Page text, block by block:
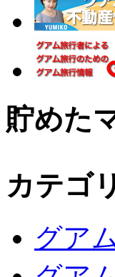
貯めた
カテゴ
グア